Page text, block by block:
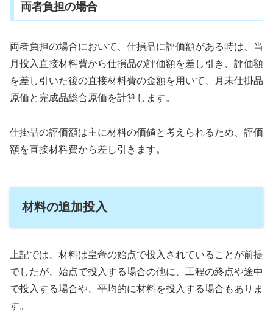
両者負担の場合
両者負担の場合において、仕損品に評価額がある時は、当
月投入直接材料費から仕損品の評価額を差し引き、評価額
を差し引いた後の直接材料費の金額を用いて、月末仕掛品
原価と完成品総合原価を計算します。
仕掛品の評価額は主に材料の価値と考えられるため、評価
額を直接材料費から差し引きます。
材料の追加投入
上記では、材料は皇帝の始点で投入されていることが前提
でしたが、始点で投入する場合の他に、工程の終点や途中
で投入する場合や、平均的に材料を投入する場合もありま
す。